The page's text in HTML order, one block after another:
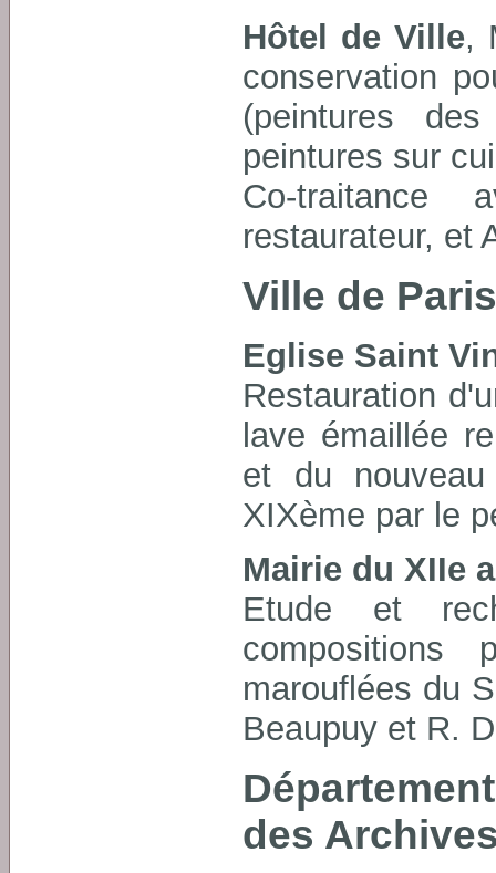
Hôtel de Ville,
conservation
(peintures
peintures sur
Co-traitance
restaurateur, et
Ville de
Eglise Saint
Restauration
lave émaillée
et du
XIXème par le
Mairie du XIIe
Etude et
marouflées du
Beaupuy et R.
des